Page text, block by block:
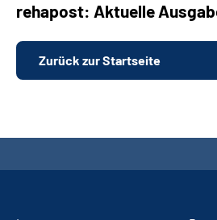
rehapost: Aktuelle
Zurück zur Startseite